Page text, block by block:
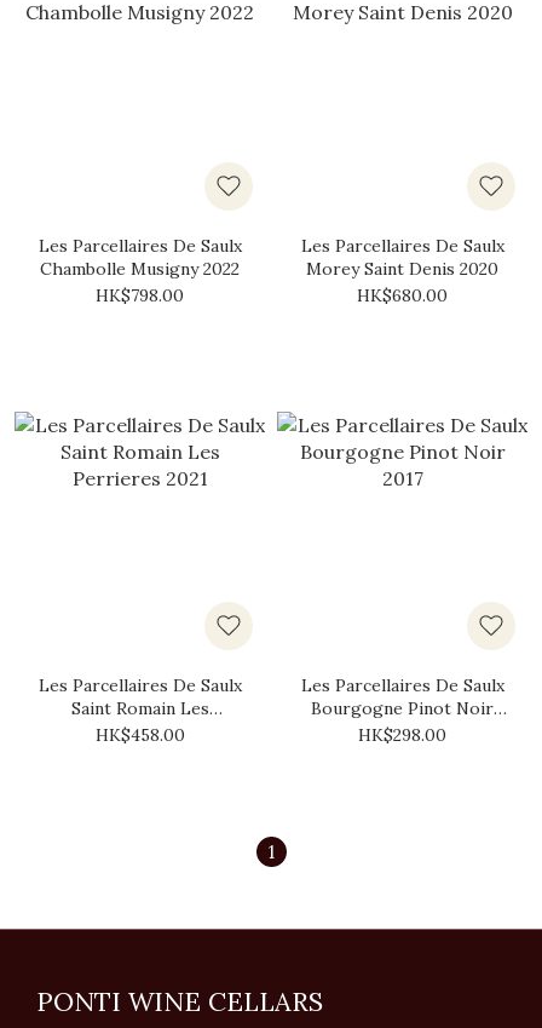
Les Parcellaires De Saulx
Chambolle Musigny 2022
HK$798.00
Les Parcellaires De Saulx
Morey Saint Denis 2020
HK$680.00
Les Parcellaires De Saulx
Saint Romain Les
Perrieres 2021
HK$458.00
Les Parcellaires De Saulx
Bourgogne Pinot Noir
2017
HK$298.00
1
PONTI WINE CELLARS